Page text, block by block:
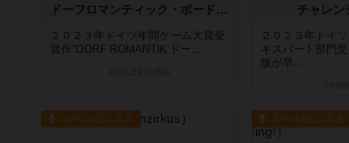
ドーフロマンティック・ボードゲーム
２０２３年ドイツ年間ゲーム大賞受
賞作”DORF ROMANTIK:ドー...
チャレン
２０２３年ドイ
キスパート部門
版が早...
ルール/インスト ルール/インスト